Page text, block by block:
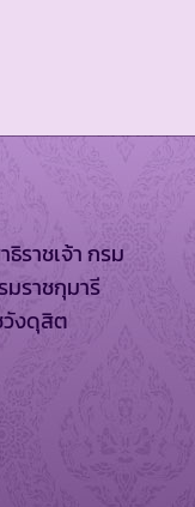
ราชเจ้า กรม
ราชกุมารี
งดุสิต